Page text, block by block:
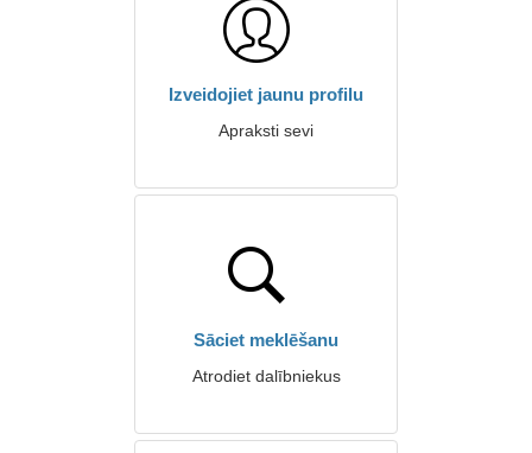
Izveidojiet jaunu profilu
Apraksti sevi
Sāciet meklēšanu
Atrodiet dalībniekus